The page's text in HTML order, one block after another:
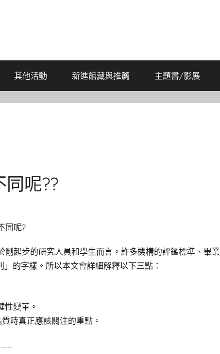
其他活動 新進館藏與推薦 主題書/影展
同呢??
同呢?
剛起步的研究人員和學生而言。許多機構的評鑑標準、畢業
的字樣。所以本文會詳細解釋以下三點：
變革。
時真正應該關注的重點。